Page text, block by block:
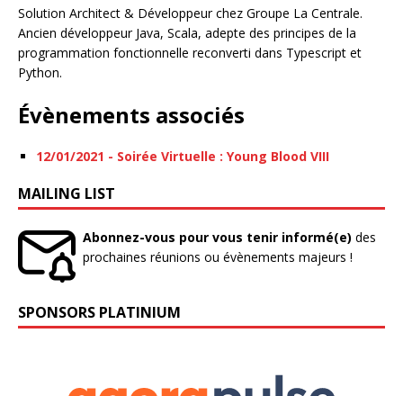
Solution Architect & Développeur chez Groupe La Centrale.
Ancien développeur Java, Scala, adepte des principes de la
programmation fonctionnelle reconverti dans Typescript et
Python.
Évènements associés
12/01/2021 - Soirée Virtuelle : Young Blood VIII
MAILING LIST
Abonnez-vous pour vous tenir informé(e) des
prochaines réunions ou évènements majeurs !
SPONSORS PLATINIUM